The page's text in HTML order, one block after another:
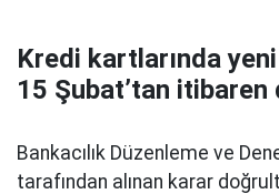
Kredi kartlarında
15 Şubat’tan
Bankacılık Düzenleme ve
tarafından alınan karar